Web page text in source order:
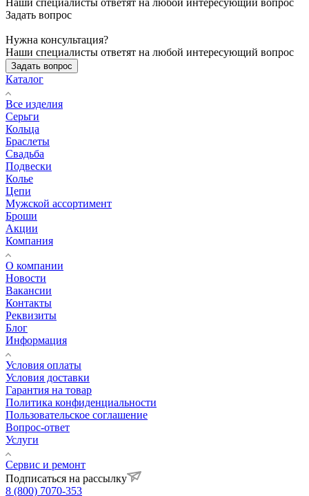
Наши специалисты ответят на любой интересующий вопрос
Задать вопрос
Нужна консультация?
Наши специалисты ответят на любой интересующий вопрос
Задать вопрос
Каталог
Все изделия
Серьги
Кольца
Браслеты
Свадьба
Подвески
Колье
Цепи
Мужской ассортимент
Броши
Акции
Компания
О компании
Новости
Вакансии
Контакты
Реквизиты
Блог
Информация
Условия оплаты
Условия доставки
Гарантия на товар
Политика конфиденциальности
Пользовательское соглашение
Вопрос-ответ
Услуги
Сервис и ремонт
Подписаться на рассылку
8 (800) 7070-353